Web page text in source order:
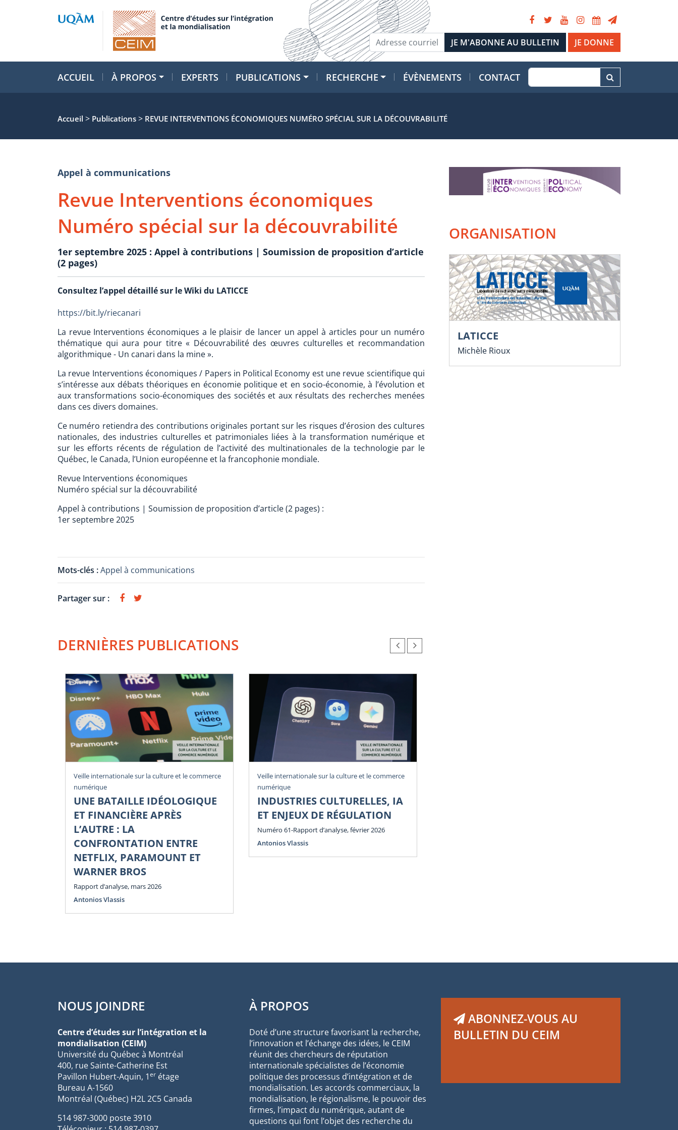
JE DONNE
ACCUEIL À PROPOS EXPERTS PUBLICATIONS RECHERCHE ÉVÈNEMENTS CONTACT
Accueil > Publications > REVUE INTERVENTIONS ÉCONOMIQUES NUMÉRO SPÉCIAL SUR LA DÉCOUVRABILITÉ
Appel à communications
Revue Interventions économiques
Numéro spécial sur la découvrabilité
1er septembre 2025 : Appel à contributions | Soumission de proposition d’article
(2 pages)
Consultez l’appel détaillé sur le Wiki du LATICCE
https://bit.ly/riecanari
La revue Interventions économiques a le plaisir de lancer un appel à articles pour un numéro
thématique qui aura pour titre « Découvrabilité des œuvres culturelles et recommandation
algorithmique - Un canari dans la mine ».
La revue Interventions économiques / Papers in Political Economy est une revue scientifique qui
s’intéresse aux débats théoriques en économie politique et en socio-économie, à l’évolution et
aux transformations socio-économiques des sociétés et aux résultats des recherches menées
dans ces divers domaines.
Ce numéro retiendra des contributions originales portant sur les risques d’érosion des cultures
nationales, des industries culturelles et patrimoniales liées à la transformation numérique et
sur les efforts récents de régulation de l’activité des multinationales de la technologie par le
Québec, le Canada, l’Union européenne et la francophonie mondiale.
Revue Interventions économiques
Numéro spécial sur la découvrabilité
Appel à contributions | Soumission de proposition d’article (2 pages) :
1er septembre 2025
Mots-clés :Appel à communications
Partager sur :
DERNIÈRES PUBLICATIONS
Veille internationale sur la culture et le commerce
numérique
UNE BATAILLE IDÉOLOGIQUE
ET FINANCIÈRE APRÈS
L’AUTRE : LA
CONFRONTATION ENTRE
NETFLIX, PARAMOUNT ET
WARNER BROS
Rapport d’analyse, mars 2026
Antonios Vlassis
Veille internationale sur la culture et le commerce
numérique
INDUSTRIES CULTURELLES, IA
ET ENJEUX DE RÉGULATION
Numéro 61-Rapport d’analyse, février 2026
Antonios Vlassis
ORGANISATION
LATICCE
Michèle Rioux
NOUS JOINDRE
Centre d’études sur l’intégration et la
mondialisation (CEIM)
Université du Québec à Montréal
400, rue Sainte-Catherine Est
Pavillon Hubert-Aquin, 1er étage
Bureau A-1560
Montréal (Québec) H2L 2C5 Canada
514 987-3000 poste 3910
À PROPOS
Doté d’une structure favorisant la recherche,
l’innovation et l’échange des idées, le CEIM
réunit des chercheurs de réputation
internationale spécialistes de l’économie
politique des processus d’intégration et de
mondialisation. Les accords commerciaux, la
mondialisation, le régionalisme, le pouvoir des
firmes, l’impact du numérique, autant de
questions qui font l’objet des recherche du
ABONNEZ-VOUS AU
BULLETIN DU CEIM